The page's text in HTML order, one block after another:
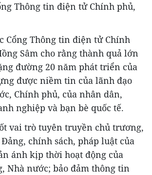
Thông tin điện tử Chính phủ,
Cổng Thông tin điện tử Chính
Sâm cho rằng thành quả lớn
đường 20 năm phát triển của
được niềm tin của lãnh đạo
Chính phủ, của nhân dân,
nghiệp và bạn bè quốc tế.
vai trò tuyên truyền chủ trương,
chính sách, pháp luật của
ánh kịp thời hoạt động của
Nhà nước; bảo đảm thông tin